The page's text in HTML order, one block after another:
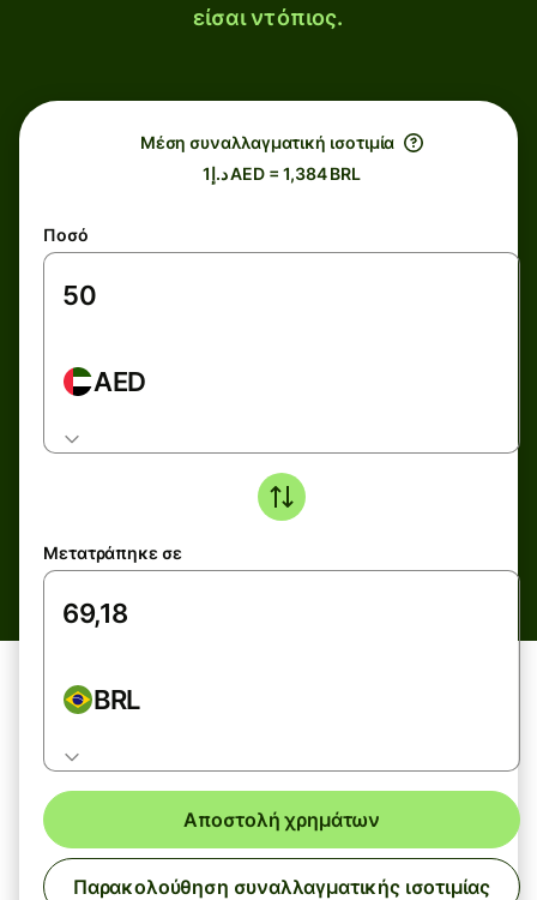
είσαι ντόπιος.
Μέση συναλλαγματική ισοτιμία
د.إ1 AED = 1,384 BRL
Ποσό
AED
Μετατράπηκε σε
BRL
Αποστολή χρημάτων
Παρακολούθηση συναλλαγματικής ισοτιμίας